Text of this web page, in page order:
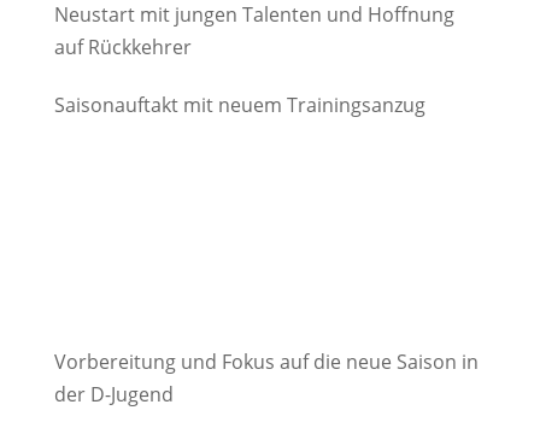
Neustart mit jungen Talenten und Hoffnung
auf Rückkehrer
Saisonauftakt mit neuem Trainingsanzug
Vorbereitung und Fokus auf die neue Saison in
der D-Jugend